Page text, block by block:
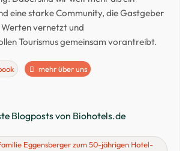
eine starke Community, die Gastgeber
vernetzt und
Tourismus gemeinsam vorantreibt.
mehr über uns
Blogposts von Biohotels.de
Eggensberger zum 50-jährigen Hotel-